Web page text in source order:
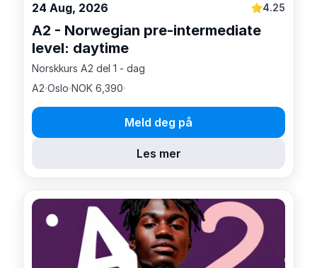
24 Aug, 2026 4.25
A2 - Norwegian pre-intermediate
level: daytime
Norskkurs A2 del 1 - dag
A2 Oslo NOK 6,390
Meld deg på
Les mer